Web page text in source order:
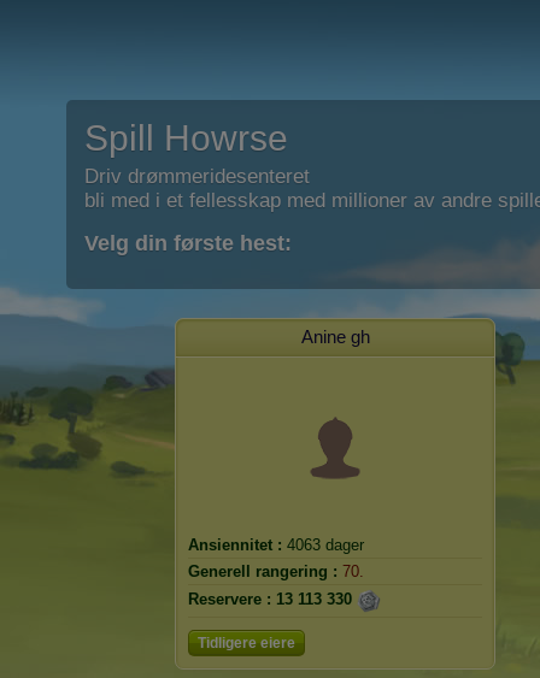
Spill Howrse
Driv drømmeridesenteret
bli med i et fellesskap med millioner av andre
Velg din første hest:
Anine gh
Ansiennitet : 4063 dager
Generell rangering : 70.
Reservere : 13 113 330
Tidligere eiere